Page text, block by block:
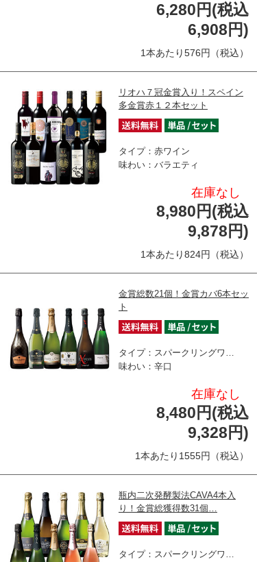
6,280円(税込
6,908円)
1本あたり576円（税込）
リオハ７冠金賞入り！スペイン
多金賞赤１２本セット
タイプ：赤ワイン
味わい：バラエティ
在庫なし
8,980円(税込
9,878円)
1本あたり824円（税込）
金賞総数21個！金賞カバ6本セッ
ト
タイプ：スパークリングワ…
味わい：辛口
在庫なし
8,480円(税込
9,328円)
1本あたり1555円（税込）
瓶内二次発酵製法CAVA4本入
り！金賞総獲得数31個…
タイプ：スパークリングワ…